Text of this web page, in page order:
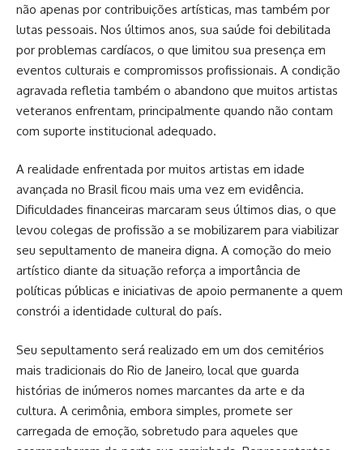
não apenas por contribuições artísticas, mas também por
lutas pessoais. Nos últimos anos, sua saúde foi debilitada
por problemas cardíacos, o que limitou sua presença em
eventos culturais e compromissos profissionais. A condição
agravada refletia também o abandono que muitos artistas
veteranos enfrentam, principalmente quando não contam
com suporte institucional adequado.
A realidade enfrentada por muitos artistas em idade
avançada no Brasil ficou mais uma vez em evidência.
Dificuldades financeiras marcaram seus últimos dias, o que
levou colegas de profissão a se mobilizarem para viabilizar
seu sepultamento de maneira digna. A comoção do meio
artístico diante da situação reforça a importância de
políticas públicas e iniciativas de apoio permanente a quem
constrói a identidade cultural do país.
Seu sepultamento será realizado em um dos cemitérios
mais tradicionais do Rio de Janeiro, local que guarda
histórias de inúmeros nomes marcantes da arte e da
cultura. A cerimônia, embora simples, promete ser
carregada de emoção, sobretudo para aqueles que